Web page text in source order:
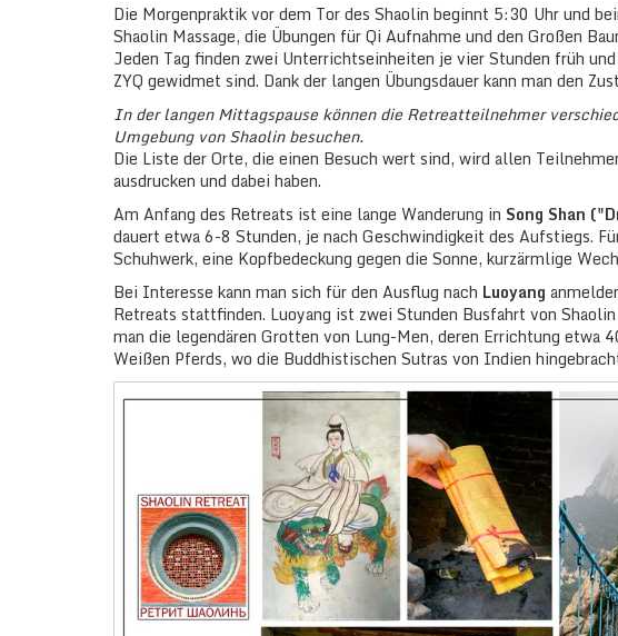
Die Morgenpraktik vor dem Tor des Shaolin beginnt 5:30 Uhr und
Shaolin Massage, die Übungen für Qi Aufnahme und den Großen
Jeden Tag finden zwei Unterrichtseinheiten je vier Stunden früh
ZYQ gewidmet sind. Dank der langen Übungsdauer kann man den
In der langen Mittagspause können die Retreatteilnehmer
Umgebung von Shaolin besuchen.
Die Liste der Orte, die einen Besuch wert sind, wird allen
ausdrucken und dabei haben.
Am Anfang des Retreats ist eine lange Wanderung in Song Shan
dauert etwa 6-8 Stunden, je nach Geschwindigkeit des Aufstiegs.
Schuhwerk, eine Kopfbedeckung gegen die Sonne, kurzärmlige
Bei Interesse kann man sich für den Ausflug nach Luoyang
Retreats stattfinden. Luoyang ist zwei Stunden Busfahrt von
man die legendären Grotten von Lung-Men, deren Errichtung etwa
Weißen Pferds, wo die Buddhistischen Sutras von Indien